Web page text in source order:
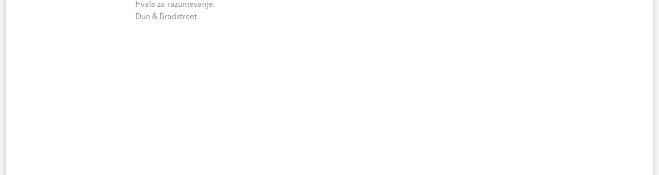
Hvala za razumevanje.
Dun & Bradstreet